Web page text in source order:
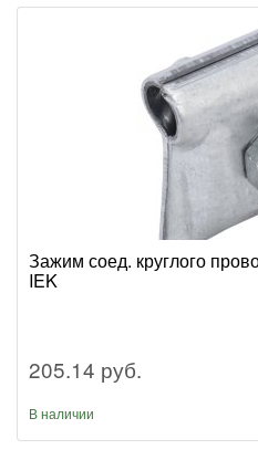
Зажим соед. круглого
IEK
205.14 руб.
В наличии